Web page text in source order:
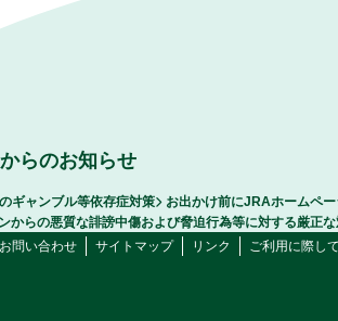
らのお知らせ
ギャンブル等依存症対策
お出かけ前にJRAホームペ
からの悪質な誹謗中傷および脅迫行為等に対する厳正
問い合わせ
サイトマップ リンク ご利用に際し